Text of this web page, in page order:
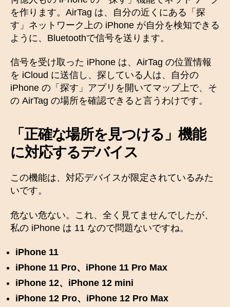
を作ります。AirTag は、自分の近くにある「探
す」ネットワーク上の iPhone が自分を検知できる
ように、Bluetoothで信号を送ります。
信号を受け取った iPhone は、AirTag の位置情報
を iCloud に送信し、探している人は、自分の
iPhone の「探す」アプリを開いてマップ上で、そ
の AirTag の場所を確認できると言うわけです。
「正確な場所を見つける」機能
に対応するデバイス
この機能は、対応デバイスが限定されているみた
いです。
危ない危ない。これ、全く見てませんでしたが、
私の iPhone は 11 なので問題ないですね。
iPhone 11
iPhone 11 Pro、iPhone 11 Pro Max
iPhone 12、iPhone 12 mini
iPhone 12 Pro、iPhone 12 Pro Max